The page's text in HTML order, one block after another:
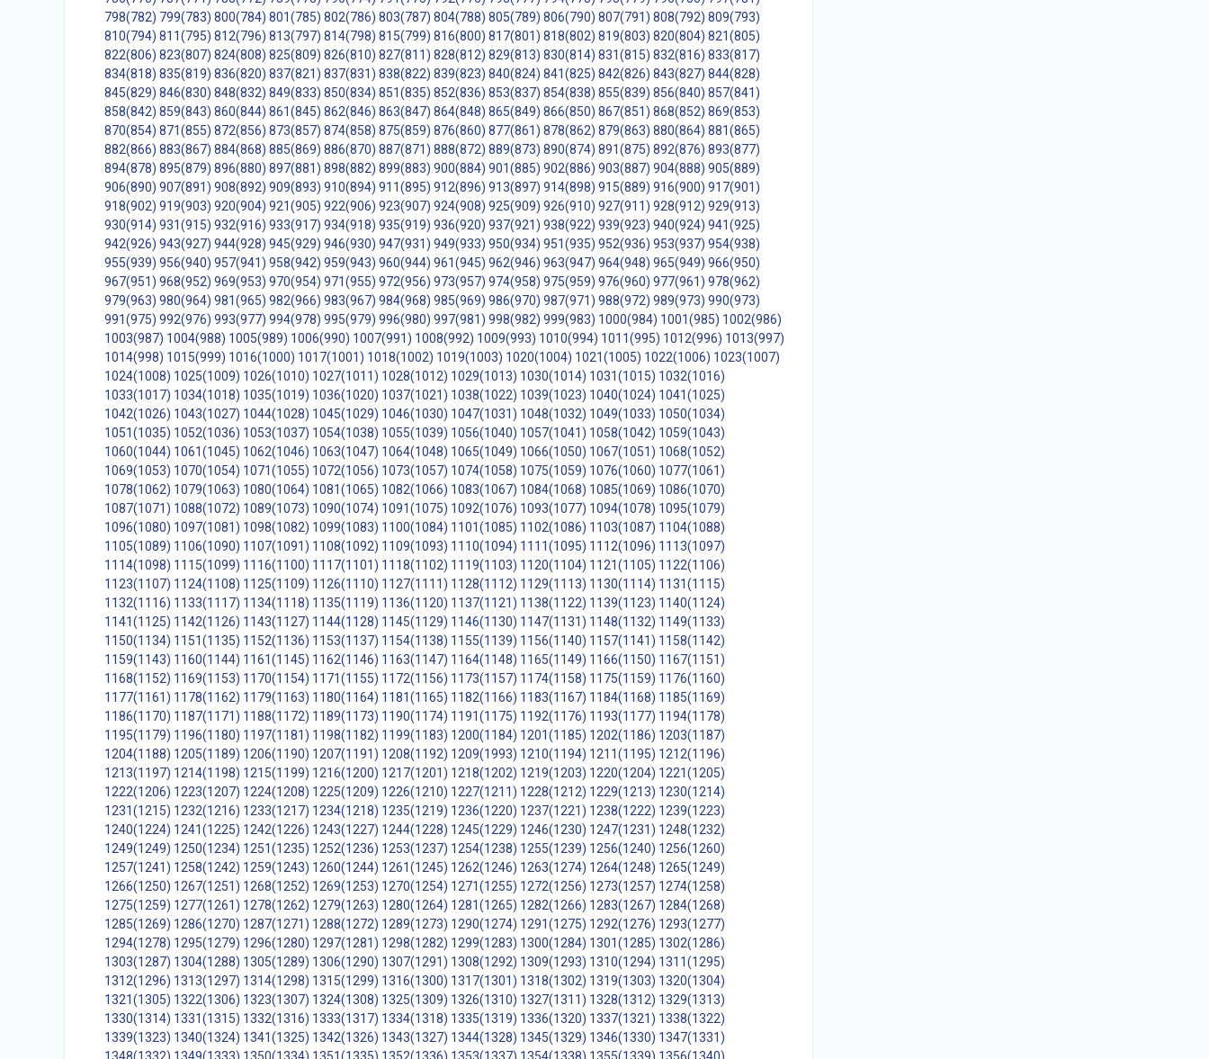
798(782) 799(783) 800(784) 801(785) 802(786) 803(787) 804(788) 805(789) 806(790) 807(791) 808(792) 809(793)
810(794) 811(795) 812(796) 813(797) 814(798) 815(799) 816(800) 817(801) 818(802) 819(803) 820(804) 821(805)
822(806) 823(807) 824(808) 825(809) 826(810) 827(811) 828(812) 829(813) 830(814) 831(815) 832(816) 833(817)
834(818) 835(819) 836(820) 837(821) 837(831) 838(822) 839(823) 840(824) 841(825) 842(826) 843(827) 844(828)
845(829) 846(830) 848(832) 849(833) 850(834) 851(835) 852(836) 853(837) 854(838) 855(839) 856(840) 857(841)
858(842) 859(843) 860(844) 861(845) 862(846) 863(847) 864(848) 865(849) 866(850) 867(851) 868(852) 869(853)
870(854) 871(855) 872(856) 873(857) 874(858) 875(859) 876(860) 877(861) 878(862) 879(863) 880(864) 881(865)
882(866) 883(867) 884(868) 885(869) 886(870) 887(871) 888(872) 889(873) 890(874) 891(875) 892(876) 893(877)
894(878) 895(879) 896(880) 897(881) 898(882) 899(883) 900(884) 901(885) 902(886) 903(887) 904(888) 905(889)
906(890) 907(891) 908(892) 909(893) 910(894) 911(895) 912(896) 913(897) 914(898) 915(889) 916(900) 917(901)
918(902) 919(903) 920(904) 921(905) 922(906) 923(907) 924(908) 925(909) 926(910) 927(911) 928(912) 929(913)
930(914) 931(915) 932(916) 933(917) 934(918) 935(919) 936(920) 937(921) 938(922) 939(923) 940(924) 941(925)
942(926) 943(927) 944(928) 945(929) 946(930) 947(931) 949(933) 950(934) 951(935) 952(936) 953(937) 954(938)
955(939) 956(940) 957(941) 958(942) 959(943) 960(944) 961(945) 962(946) 963(947) 964(948) 965(949) 966(950)
967(951) 968(952) 969(953) 970(954) 971(955) 972(956) 973(957) 974(958) 975(959) 976(960) 977(961) 978(962)
979(963) 980(964) 981(965) 982(966) 983(967) 984(968) 985(969) 986(970) 987(971) 988(972) 989(973) 990(973)
991(975) 992(976) 993(977) 994(978) 995(979) 996(980) 997(981) 998(982) 999(983) 1000(984) 1001(985) 1002(986)
1003(987) 1004(988) 1005(989) 1006(990) 1007(991) 1008(992) 1009(993) 1010(994) 1011(995) 1012(996) 1013(997)
1014(998) 1015(999) 1016(1000) 1017(1001) 1018(1002) 1019(1003) 1020(1004) 1021(1005) 1022(1006) 1023(1007)
1024(1008) 1025(1009) 1026(1010) 1027(1011) 1028(1012) 1029(1013) 1030(1014) 1031(1015) 1032(1016)
1033(1017) 1034(1018) 1035(1019) 1036(1020) 1037(1021) 1038(1022) 1039(1023) 1040(1024) 1041(1025)
1042(1026) 1043(1027) 1044(1028) 1045(1029) 1046(1030) 1047(1031) 1048(1032) 1049(1033) 1050(1034)
1051(1035) 1052(1036) 1053(1037) 1054(1038) 1055(1039) 1056(1040) 1057(1041) 1058(1042) 1059(1043)
1060(1044) 1061(1045) 1062(1046) 1063(1047) 1064(1048) 1065(1049) 1066(1050) 1067(1051) 1068(1052)
1069(1053) 1070(1054) 1071(1055) 1072(1056) 1073(1057) 1074(1058) 1075(1059) 1076(1060) 1077(1061)
1078(1062) 1079(1063) 1080(1064) 1081(1065) 1082(1066) 1083(1067) 1084(1068) 1085(1069) 1086(1070)
1087(1071) 1088(1072) 1089(1073) 1090(1074) 1091(1075) 1092(1076) 1093(1077) 1094(1078) 1095(1079)
1096(1080) 1097(1081) 1098(1082) 1099(1083) 1100(1084) 1101(1085) 1102(1086) 1103(1087) 1104(1088)
1105(1089) 1106(1090) 1107(1091) 1108(1092) 1109(1093) 1110(1094) 1111(1095) 1112(1096) 1113(1097)
1114(1098) 1115(1099) 1116(1100) 1117(1101) 1118(1102) 1119(1103) 1120(1104) 1121(1105) 1122(1106)
1123(1107) 1124(1108) 1125(1109) 1126(1110) 1127(1111) 1128(1112) 1129(1113) 1130(1114) 1131(1115)
1132(1116) 1133(1117) 1134(1118) 1135(1119) 1136(1120) 1137(1121) 1138(1122) 1139(1123) 1140(1124)
1141(1125) 1142(1126) 1143(1127) 1144(1128) 1145(1129) 1146(1130) 1147(1131) 1148(1132) 1149(1133)
1150(1134) 1151(1135) 1152(1136) 1153(1137) 1154(1138) 1155(1139) 1156(1140) 1157(1141) 1158(1142)
1159(1143) 1160(1144) 1161(1145) 1162(1146) 1163(1147) 1164(1148) 1165(1149) 1166(1150) 1167(1151)
1168(1152) 1169(1153) 1170(1154) 1171(1155) 1172(1156) 1173(1157) 1174(1158) 1175(1159) 1176(1160)
1177(1161) 1178(1162) 1179(1163) 1180(1164) 1181(1165) 1182(1166) 1183(1167) 1184(1168) 1185(1169)
1186(1170) 1187(1171) 1188(1172) 1189(1173) 1190(1174) 1191(1175) 1192(1176) 1193(1177) 1194(1178)
1195(1179) 1196(1180) 1197(1181) 1198(1182) 1199(1183) 1200(1184) 1201(1185) 1202(1186) 1203(1187)
1204(1188) 1205(1189) 1206(1190) 1207(1191) 1208(1192) 1209(1993) 1210(1194) 1211(1195) 1212(1196)
1213(1197) 1214(1198) 1215(1199) 1216(1200) 1217(1201) 1218(1202) 1219(1203) 1220(1204) 1221(1205)
1222(1206) 1223(1207) 1224(1208) 1225(1209) 1226(1210) 1227(1211) 1228(1212) 1229(1213) 1230(1214)
1231(1215) 1232(1216) 1233(1217) 1234(1218) 1235(1219) 1236(1220) 1237(1221) 1238(1222) 1239(1223)
1240(1224) 1241(1225) 1242(1226) 1243(1227) 1244(1228) 1245(1229) 1246(1230) 1247(1231) 1248(1232)
1249(1249) 1250(1234) 1251(1235) 1252(1236) 1253(1237) 1254(1238) 1255(1239) 1256(1240) 1256(1260)
1257(1241) 1258(1242) 1259(1243) 1260(1244) 1261(1245) 1262(1246) 1263(1274) 1264(1248) 1265(1249)
1266(1250) 1267(1251) 1268(1252) 1269(1253) 1270(1254) 1271(1255) 1272(1256) 1273(1257) 1274(1258)
1275(1259) 1277(1261) 1278(1262) 1279(1263) 1280(1264) 1281(1265) 1282(1266) 1283(1267) 1284(1268)
1285(1269) 1286(1270) 1287(1271) 1288(1272) 1289(1273) 1290(1274) 1291(1275) 1292(1276) 1293(1277)
1294(1278) 1295(1279) 1296(1280) 1297(1281) 1298(1282) 1299(1283) 1300(1284) 1301(1285) 1302(1286)
1303(1287) 1304(1288) 1305(1289) 1306(1290) 1307(1291) 1308(1292) 1309(1293) 1310(1294) 1311(1295)
1312(1296) 1313(1297) 1314(1298) 1315(1299) 1316(1300) 1317(1301) 1318(1302) 1319(1303) 1320(1304)
1321(1305) 1322(1306) 1323(1307) 1324(1308) 1325(1309) 1326(1310) 1327(1311) 1328(1312) 1329(1313)
1330(1314) 1331(1315) 1332(1316) 1333(1317) 1334(1318) 1335(1319) 1336(1320) 1337(1321) 1338(1322)
1339(1323) 1340(1324) 1341(1325) 1342(1326) 1343(1327) 1344(1328) 1345(1329) 1346(1330) 1347(1331)